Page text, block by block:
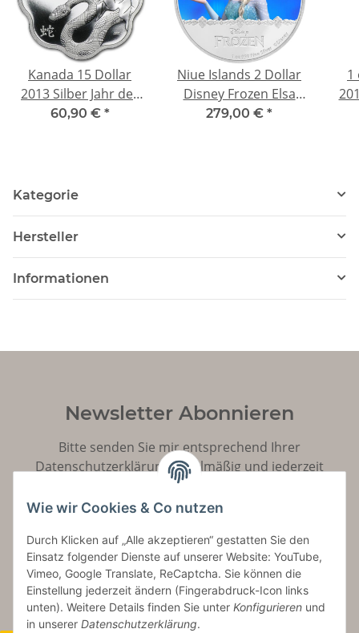
Kanada 15 Dollar
2013 Silber Jahr der
Schlange Lotus
60,90 € *
Niue Islands 2 Dollar
Disney Frozen Elsa
coloriert, 2016, 1
279,00 € *
1
Kategorie
Hersteller
Informationen
Newsletter Abonnieren
Bitte senden Sie mir entsprechend Ihrer
Datenschutzerklärungregelmäßig und jederzeit
widerruflich Informationen zu Ihrem Produktsortiment
per E-Mail zu.
Abonnieren
Wie wir Cookies & Co nutzen
Durch Klicken auf „Alle akzeptieren“ gestatten Sie den
Einsatz folgender Dienste auf unserer Website: YouTube,
Vimeo, Google Translate, ReCaptcha. Sie können die
Einstellung jederzeit ändern (Fingerabdruck-Icon links
unten). Weitere Details finden Sie unter Konfigurieren und
in unserer Datenschutzerklärung.